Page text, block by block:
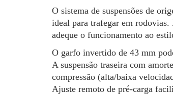
O sistema de suspensões de
ideal para trafegar em
adeque o funcionamento ao
O garfo invertido de 43 mm
A suspensão traseira com
compressão (alta/baixa
Ajuste remoto de pré-carga